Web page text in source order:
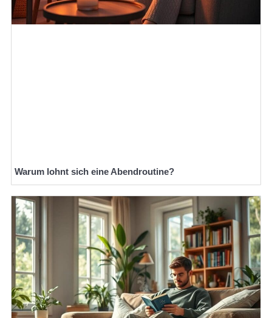
Warum lohnt sich eine Abendroutine?